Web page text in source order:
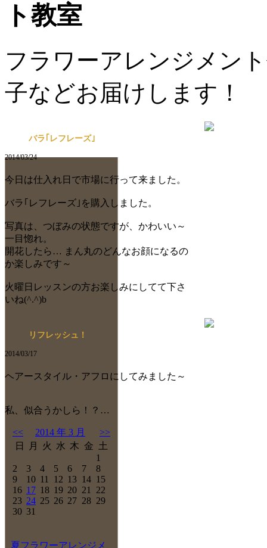
ト教室
フラワーアレンジメン
子などお届けします！
バラ｢レフレーズ｣
2014/03/24
今日は仕入れ日で市場に行って来ました。
バラ｢レフレーズ｣を購入しました。
写真は、つぼみの状態ですが、かわいい～
一目惚れ。
開花したら… まん丸のどんなお顔になるの
か楽しみです～
火曜日レッスンの方お楽しみにしてて下さ
いね(^.^)b
リフレッシュ！
2014/03/17
ヘアースタイル・アフロにしてみました～
私、似合うかしら！？…
<< 2014 年 3 月
>>
日
月 火 水 木 金 土
1
2
3 4 5 6 7
8
9
10 11 12 13 14 15
16 17 18 19 20 21
22
23 24 25 26 27 28 29
30 31
夏フラワーアレンジメ